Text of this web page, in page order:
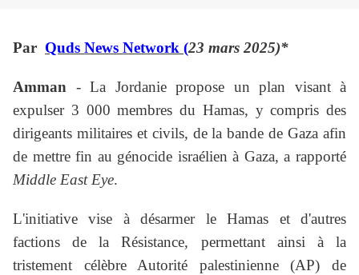
Par Quds News Network (23 mars 2025)*
Amman - La Jordanie propose un plan visant à
expulser 3 000 membres du Hamas, y compris des
dirigeants militaires et civils, de la bande de Gaza afin
de mettre fin au génocide israélien à Gaza, a rapporté
Middle East Eye.
L'initiative vise à désarmer le Hamas et d'autres
factions de la Résistance, permettant ainsi à la
tristement célèbre Autorité palestinienne (AP) de